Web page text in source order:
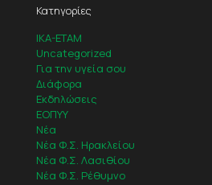
Κατηγορίες
IKA-ETAM
Uncategorized
Για την υγεία σου
Διάφορα
Εκδηλώσεις
ΕΟΠΥΥ
Νέα
Νέα Φ.Σ. Ηρακλείου
Νέα Φ.Σ. Λασιθίου
Νέα Φ.Σ. Ρέθυμνο